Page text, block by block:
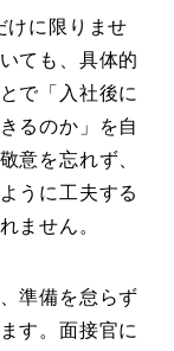
けに限りませ
ても、具体的
で「入社後に
るのか」を自
意を忘れず、
うに工夫する
ません。
準備を怠らず
す。面接官に